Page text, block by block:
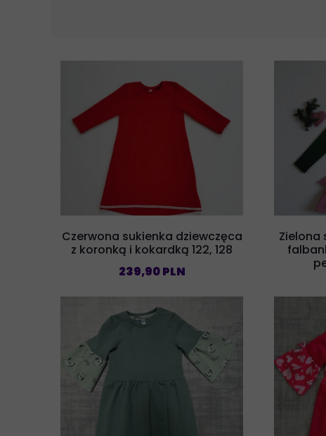
Czerwona sukienka dziewczęca
z koronką i kokardką 122, 128
239,90 PLN
Zielona